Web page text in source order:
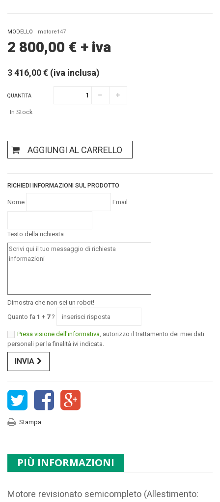
MODELLO motore147
2 800,00 € + iva
3 416,00 € (iva inclusa)
QUANTITA
In Stock
AGGIUNGI AL CARRELLO
RICHIEDI INFORMAZIONI SUL PRODOTTO
Nome Email
Testo della richiesta
Dimostra che non sei un robot!
Quanto fa 1 + 7?
Presa visione dell'informativa , autorizzo il trattamento dei miei dati
personali per la finalità ivi indicata.
INVIA
Stampa
PIÙ INFORMAZIONI
Motore revisionato semicompleto (Allestimento: